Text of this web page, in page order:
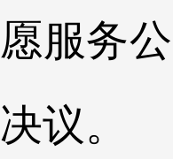
愿服务
决议。